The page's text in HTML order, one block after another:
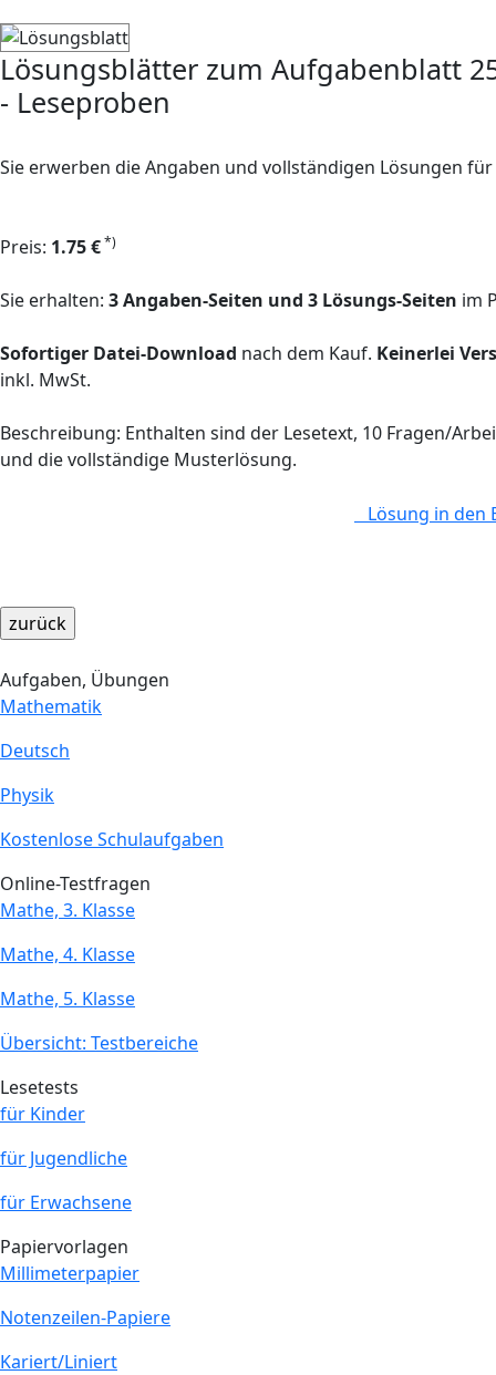
Lösungsblätter zum Aufgabenblatt
- Leseproben
Sie erwerben die Angaben und vollständigen Lösungen
Preis: 1.75 €*)
Sie erhalten: 3 Angaben-Seiten und 3 Lösungs-Seiten im
Sofortiger Datei-Download nach dem Kauf. Keinerlei
inkl. MwSt.
Beschreibung: Enthalten sind der Lesetext, 10 Fragen/
und die vollständige Musterlösung.
Lösung in den
Aufgaben, Übungen
Mathematik
Deutsch
Physik
Kostenlose Schulaufgaben
Online-Testfragen
Mathe, 3. Klasse
Mathe, 4. Klasse
Mathe, 5. Klasse
Übersicht: Testbereiche
Lesetests
für Kinder
für Jugendliche
für Erwachsene
Papiervorlagen
Millimeterpapier
Notenzeilen-Papiere
Kariert/Liniert